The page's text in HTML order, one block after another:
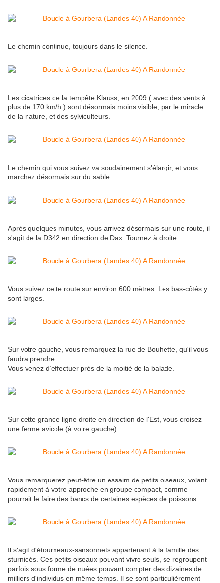
Le chemin continue, toujours dans le silence.
Les cicatrices de la tempête Klauss, en 2009 ( avec des vents à
plus de 170 km/h ) sont désormais moins visible, par le miracle
de la nature, et des sylviculteurs.
Le chemin qui vous suivez va soudainement s'élargir, et vous
marchez désormais sur du sable.
Après quelques minutes, vous arrivez désormais sur une route, il
s'agit de la D342 en direction de Dax. Tournez à droite.
Vous suivez cette route sur environ 600 mètres. Les bas-côtés y
sont larges.
Sur votre gauche, vous remarquez la rue de Bouhette, qu'il vous
faudra prendre.
Vous venez d’effectuer près de la moitié de la balade.
Sur cette grande ligne droite en direction de l'Est, vous croisez
une ferme avicole (à votre gauche).
Vous remarquerez peut-être un essaim de petits oiseaux, volant
rapidement à votre approche en groupe compact, comme
pourrait le faire des bancs de certaines espèces de poissons.
Il s'agit d'étourneaux-sansonnets appartenant à la famille des
sturnidés. Ces petits oiseaux pouvant vivre seuls, se regroupent
parfois sous forme de nuées pouvant compter des dizaines de
milliers d'individus en même temps. Il se sont particulièrement